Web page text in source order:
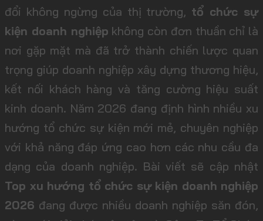
đổi không ngừng của thị trường, tổ chức sự
kiện doanh nghiệp không còn đơn thuần chỉ là
nơi gặp mặt mà đã trở thành chiến lược quan
trọng giúp doanh nghiệp xây dựng thương hiệu,
kết nối khách hàng và tăng cường hiệu suất
kinh doanh. Năm 2026 đang định hình nhiều xu
hướng tổ chức sự kiện mới mẻ, chuyên nghiệp
với khả năng đáp ứng cao hơn các nhu cầu đa
dạng của doanh nghiệp. Bài viết sẽ cập nhật
Top xu hướng tổ chức sự kiện doanh nghiệp
2026 đang được nhiều doanh nghiệp săn đón,